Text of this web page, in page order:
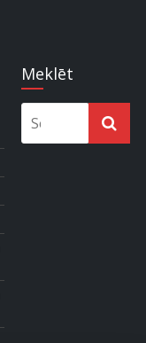
Meklēt